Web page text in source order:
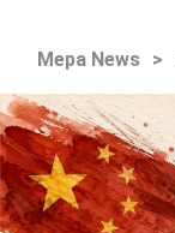
Mepa News >